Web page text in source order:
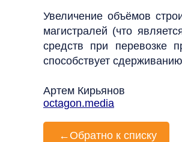
Увеличение объёмов
магистралей (что
средств при перевозке
способствует
Артем Кирьянов
octagon.media
← Обратно к списку